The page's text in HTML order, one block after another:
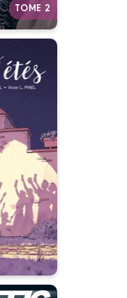
TOME 2
-
:
tout,
- Encore
pas
faite il y